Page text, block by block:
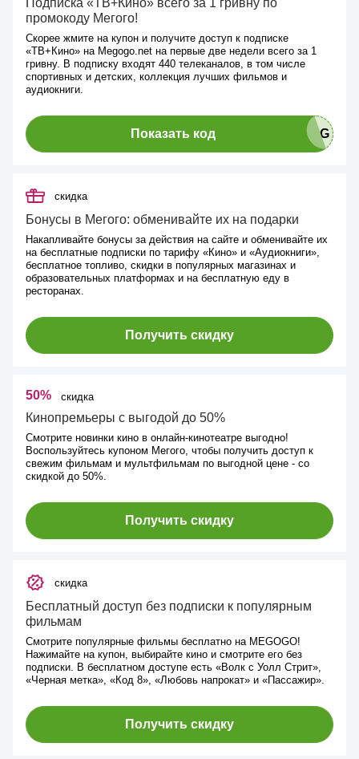
Подписка «ТВ+Кино» всего за 1 гривну по
промокоду Мегого!
Скорее жмите на купон и получите доступ к подписке
«ТВ+Кино» на Megogo.net на первые две недели всего за 1
гривну. В подписку входят 440 телеканалов, в том числе
спортивных и детских, коллекция лучших фильмов и
аудиокниги.
Показать код
скидка
Бонусы в Мегого: обменивайте их на подарки
Накапливайте бонусы за действия на сайте и обменивайте их
на бесплатные подписки по тарифу «Кино» и «Аудиокниги»,
бесплатное топливо, скидки в популярных магазинах и
образовательных платформах и на бесплатную еду в
ресторанах.
Получить скидку
50% скидка
Кинопремьеры с выгодой до 50%
Смотрите новинки кино в онлайн-кинотеатре выгодно!
Воспользуйтесь купоном Мегого, чтобы получить доступ к
свежим фильмам и мультфильмам по выгодной цене - со
скидкой до 50%.
Получить скидку
скидка
Бесплатный доступ без подписки к популярным
фильмам
Смотрите популярные фильмы бесплатно на MEGOGO!
Нажимайте на купон, выбирайте кино и смотрите его без
подписки. В бесплатном доступе есть «Волк с Уолл Стрит»,
«Черная метка», «Код 8», «Любовь напрокат» и «Пассажир».
Получить скидку